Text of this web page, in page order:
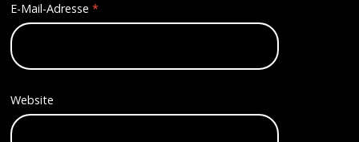
E-Mail-Adresse*
Website